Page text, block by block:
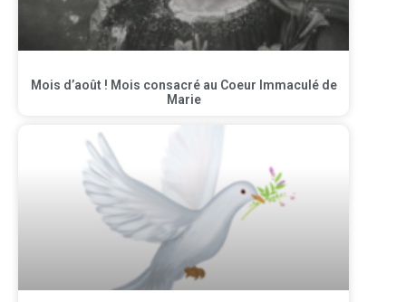
Mois d’août ! Mois consacré au Coeur Immaculé de
Marie